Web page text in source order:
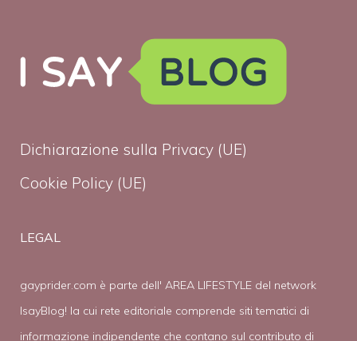
Dichiarazione sulla Privacy (UE)
Cookie Policy (UE)
LEGAL
gayprider.com è parte dell' AREA LIFESTYLE del network
IsayBlog! la cui rete editoriale comprende siti tematici di
informazione indipendente che contano sul contributo di